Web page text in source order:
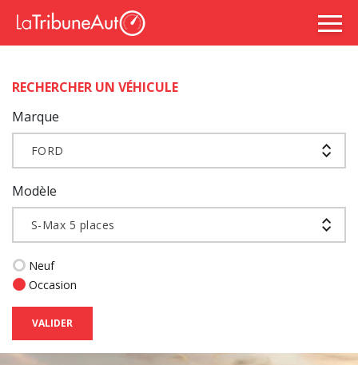
RECHERCHER UN VÉHICULE
Marque
FORD
Modèle
S-Max 5 places
Neuf
Occasion
VALIDER